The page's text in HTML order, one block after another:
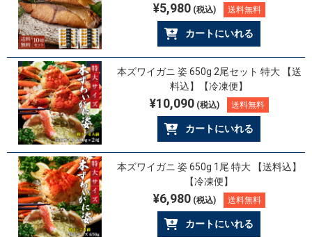
¥5,980(税込) 送料無料
カートにいれる
本ズワイガニ 姿 650g 2尾セット 特大 【送
料込】【冷凍便】
¥10,090(税込) 送料無料
カートにいれる
本ズワイガニ 姿 650g 1尾 特大 【送料込】
【冷凍便】
¥6,980(税込) 送料無料
カートにいれる